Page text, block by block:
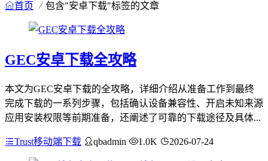
首页 包含"安卓下载"标签的文章
GEC安卓下载全攻略
本文为GEC安卓下载的全攻略，详细介绍从准备工作到最终
完成下载的一系列步骤，包括确认设备兼容性、开启未知来源
应用安装权限等前期准备，还阐述了可靠的下载途径及具体...
Trust移动端下载 qbadmin 1.0K 2026-07-24